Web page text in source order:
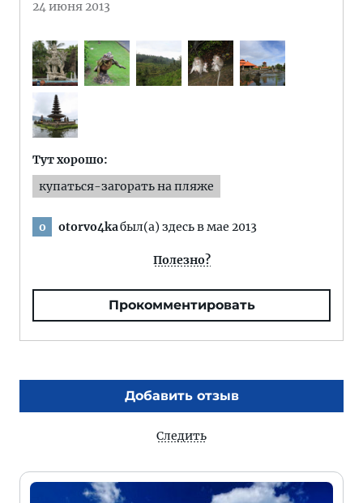
24 июня 2013
Тут хорошо:
купаться-загорать на пляже
o otorvo4kaбыл(а) здесь в мае 2013
Полезно?
Прокомментировать
Добавить отзыв
Следить